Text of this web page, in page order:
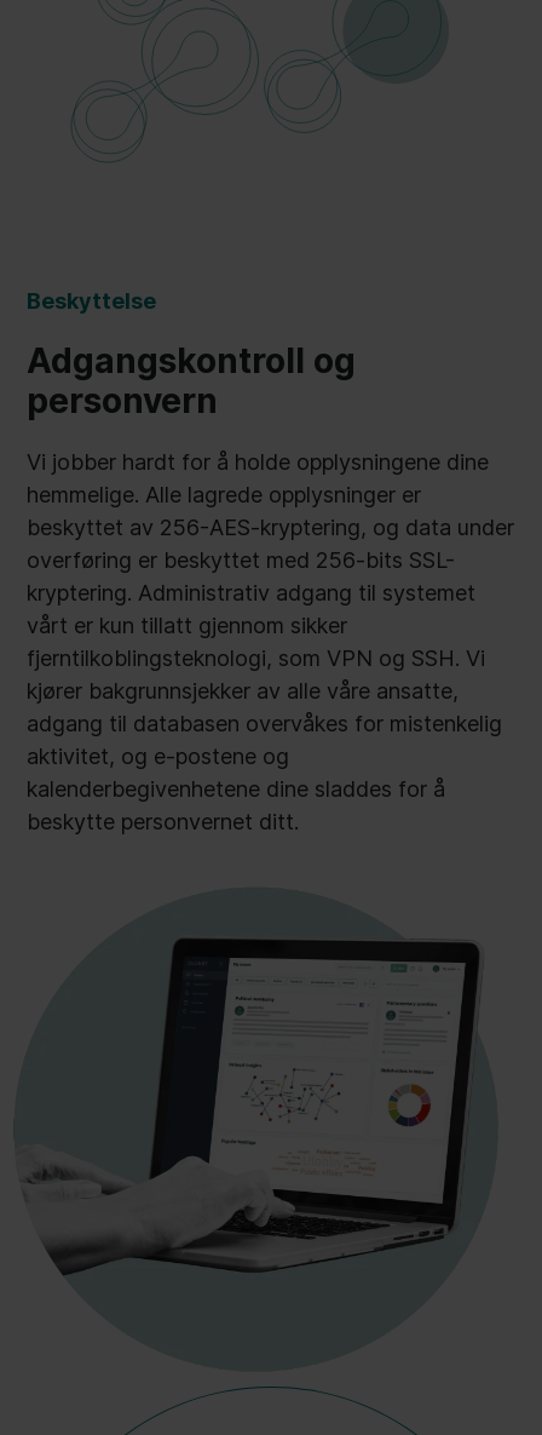
Beskyttelse
Adgangskontroll og
personvern
Vi jobber hardt for å holde opplysningene dine
hemmelige. Alle lagrede opplysninger er
beskyttet av 256-AES-kryptering, og data under
overføring er beskyttet med 256-bits SSL-
kryptering. Administrativ adgang til systemet
vårt er kun tillatt gjennom sikker
fjerntilkoblingsteknologi, som VPN og SSH. Vi
kjører bakgrunnsjekker av alle våre ansatte,
adgang til databasen overvåkes for mistenkelig
aktivitet, og e-postene og
kalenderbegivenhetene dine sladdes for å
beskytte personvernet ditt.